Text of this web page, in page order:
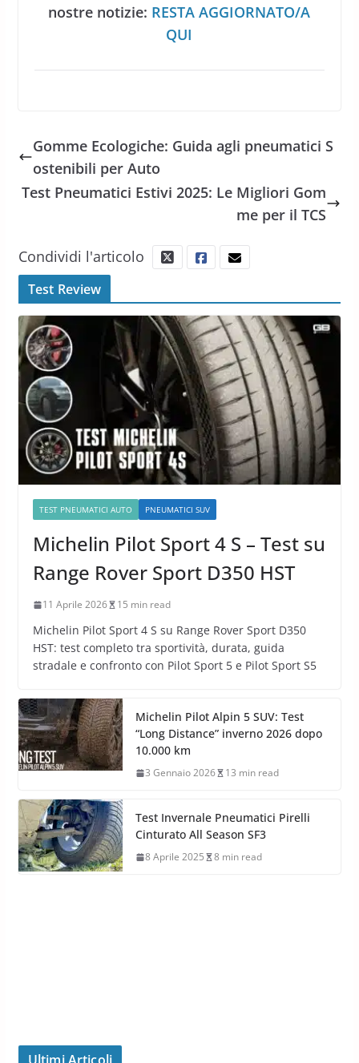
nostre notizie: RESTA AGGIORNATO/A
QUI
Gomme Ecologiche: Guida agli pneumatici S
ostenibili per Auto
Test Pneumatici Estivi 2025: Le Migliori Gom
me per il TCS
Condividi l'articolo
Test Review
TEST PNEUMATICI AUTO PNEUMATICI SUV
Michelin Pilot Sport 4 S – Test su
Range Rover Sport D350 HST
11 Aprile 2026 15 min read
Michelin Pilot Sport 4 S su Range Rover Sport D350
HST: test completo tra sportività, durata, guida
stradale e confronto con Pilot Sport 5 e Pilot Sport S5
Michelin Pilot Alpin 5 SUV: Test
“Long Distance” inverno 2026 dopo
10.000 km
3 Gennaio 2026 13 min read
Test Invernale Pneumatici Pirelli
Cinturato All Season SF3
8 Aprile 2025 8 min read